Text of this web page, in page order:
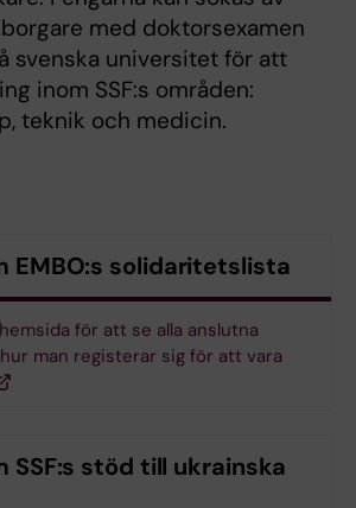
med doktorsexamen
svenska universitet för att
inom SSF:s områden:
teknik och medicin.
EMBO:s solidaritetslista
för att se alla anslutna
man registerar sig för att vara
SSF:s stöd till ukrainska